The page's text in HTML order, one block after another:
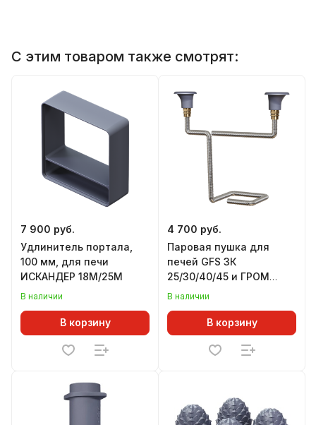
С этим товаром также смотрят:
7 900 руб.
Удлинитель портала,
100 мм, для печи
ИСКАНДЕР 18М/25М
В наличии
В корзину
4 700 руб.
Паровая пушка для
печей GFS ЗК
25/30/40/45 и ГРОМ
30/40/50/80, комплект
В наличии
В корзину